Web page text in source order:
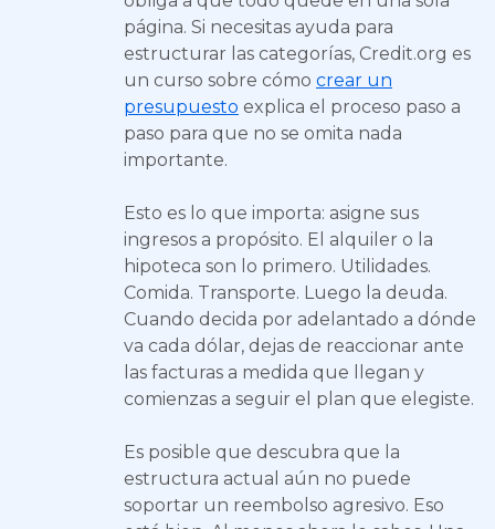
página. Si necesitas ayuda para
estructurar las categorías, Credit.org es
un curso sobre cómo crear un
presupuesto explica el proceso paso a
paso para que no se omita nada
importante.
Esto es lo que importa: asigne sus
ingresos a propósito. El alquiler o la
hipoteca son lo primero. Utilidades.
Comida. Transporte. Luego la deuda.
Cuando decida por adelantado a dónde
va cada dólar, dejas de reaccionar ante
las facturas a medida que llegan y
comienzas a seguir el plan que elegiste.
Es posible que descubra que la
estructura actual aún no puede
soportar un reembolso agresivo. Eso